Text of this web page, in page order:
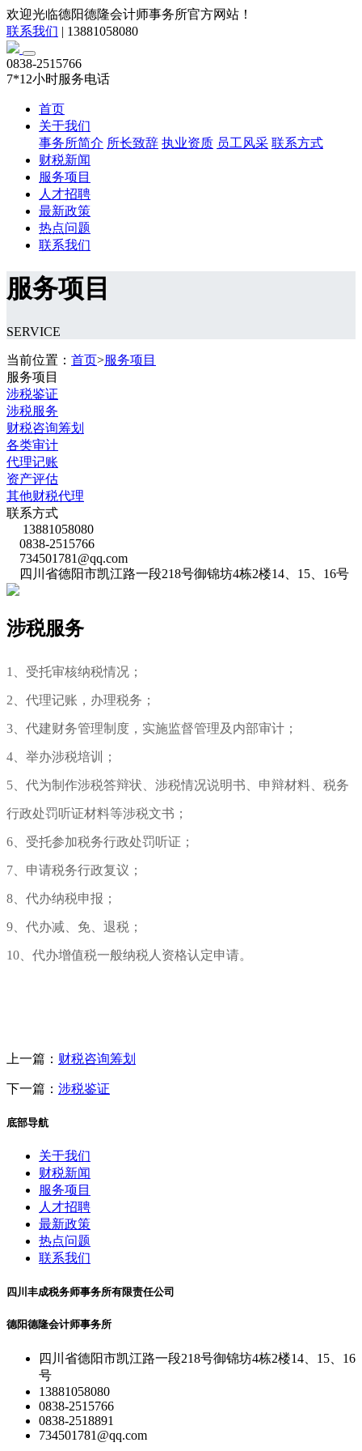
欢迎光临德阳德隆会计师事务所官方网站！
联系我们 | 13881058080
0838-2515766
7*12小时服务电话
首页
关于我们
事务所简介 所长致辞 执业资质 员工风采 联系方式
财税新闻
服务项目
人才招聘
最新政策
热点问题
联系我们
服务项目
SERVICE
当前位置： 首页>服务项目
服务项目
涉税鉴证
涉税服务
财税咨询筹划
各类审计
代理记账
资产评估
其他财税代理
联系方式
13881058080
0838-2515766
734501781@qq.com
四川省德阳市凯江路一段218号御锦坊4栋2楼14、15、16号
涉税服务
1、受托审核纳税情况；
2、代理记账，办理税务；
3、代建财务管理制度，实施监督管理及内部审计；
4、举办涉税培训；
5、代为制作涉税答辩状、涉税情况说明书、申辩材料、税务
行政处罚听证材料等涉税文书；
6、受托参加税务行政处罚听证；
7、申请税务行政复议；
8、代办纳税申报；
9、代办减、免、退税；
10、代办增值税一般纳税人资格认定申请。
上一篇： 财税咨询筹划
下一篇： 涉税鉴证
底部导航
关于我们
财税新闻
服务项目
人才招聘
最新政策
热点问题
联系我们
四川丰成税务师事务所有限责任公司
德阳德隆会计师事务所
四川省德阳市凯江路一段218号御锦坊4栋2楼14、15、16
号
13881058080
0838-2515766
0838-2518891
734501781@qq.com